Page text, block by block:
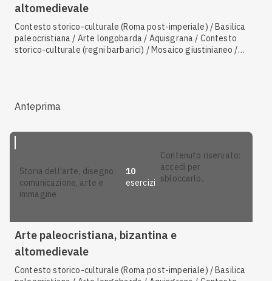
altomedievale
Contesto storico-culturale (Roma post-imperiale) / Basilica
paleocristiana / Arte longobarda / Aquisgrana / Contesto
storico-culturale (regni barbarici) / Mosaico giustinianeo /
Anteprima
storia dell'arte, disegno
comunicazione, arte e
immagine
10
esercizi
contenuto riservato:
accedi per
sbloccarlo.
Arte paleocristiana, bizantina e
altomedievale
Contesto storico-culturale (Roma post-imperiale) / Basilica